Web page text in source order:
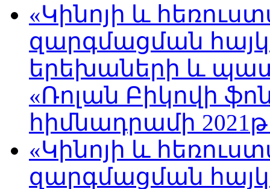
«Կինոյի և
զարգմացման
երեխաների և
«Ռոլան Բիկովի
հիմնադրամի
«Կինոյի և
զարգմացման